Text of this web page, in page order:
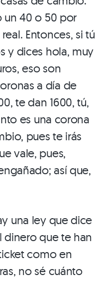
un 40 o 50 por
Entonces, si tú
y dices hola, muy
eso son
a día de
te dan 1600, tú,
es una corona
pues te irás
vale, pues,
así que,
una ley que dice
que te han
como en
no sé cuánto